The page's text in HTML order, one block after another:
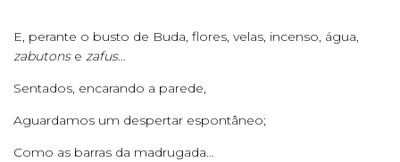
E, perante o busto de Buda, flores, velas, incenso, água,
zabutonse zafus…
Sentados, encarando a parede,
Aguardamos um despertar espontâneo;
Como as barras da madrugada…